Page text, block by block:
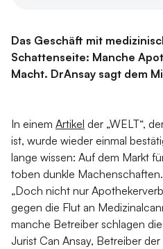
Das Geschäft mit
Schattenseite: Manche
Macht. DrAnsay sagt dem
In einem Artikel der „WELT“,
ist, wurde wieder einmal
lange wissen: Auf dem Markt
toben dunkle
„Doch nicht nur
gegen die Flut an
manche Betreiber schlagen
Jurist Can Ansay, Betreiber